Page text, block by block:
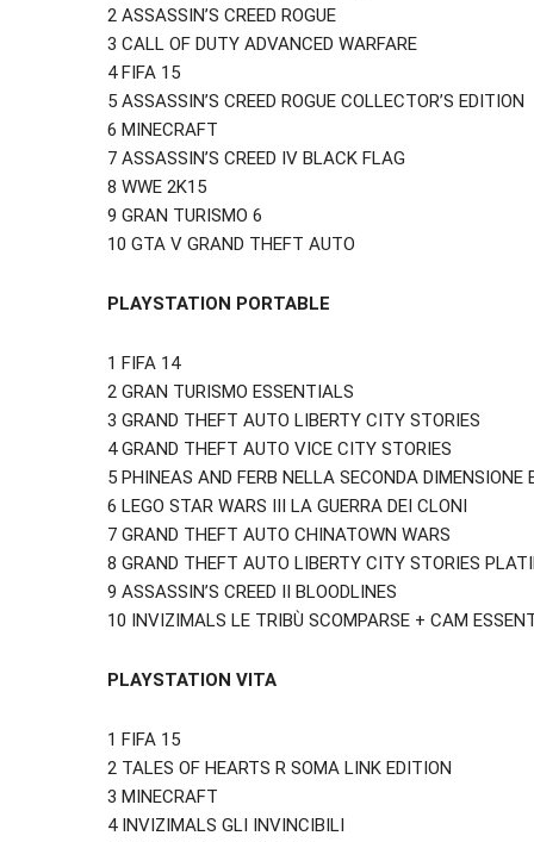
2 ASSASSIN’S CREED ROGUE
3 CALL OF DUTY ADVANCED WARFARE
4 FIFA 15
5 ASSASSIN’S CREED ROGUE COLLECTOR’S EDITION
6 MINECRAFT
7 ASSASSIN’S CREED IV BLACK FLAG
8 WWE 2K15
9 GRAN TURISMO 6
10 GTA V GRAND THEFT AUTO
PLAYSTATION PORTABLE
1 FIFA 14
2 GRAN TURISMO ESSENTIALS
3 GRAND THEFT AUTO LIBERTY CITY STORIES
4 GRAND THEFT AUTO VICE CITY STORIES
5 PHINEAS AND FERB NELLA SECONDA DIMENSIONE
6 LEGO STAR WARS III LA GUERRA DEI CLONI
7 GRAND THEFT AUTO CHINATOWN WARS
8 GRAND THEFT AUTO LIBERTY CITY STORIES
9 ASSASSIN’S CREED II BLOODLINES
10 INVIZIMALS LE TRIBÙ SCOMPARSE + CAM
PLAYSTATION VITA
1 FIFA 15
2 TALES OF HEARTS R SOMA LINK EDITION
3 MINECRAFT
4 INVIZIMALS GLI INVINCIBILI